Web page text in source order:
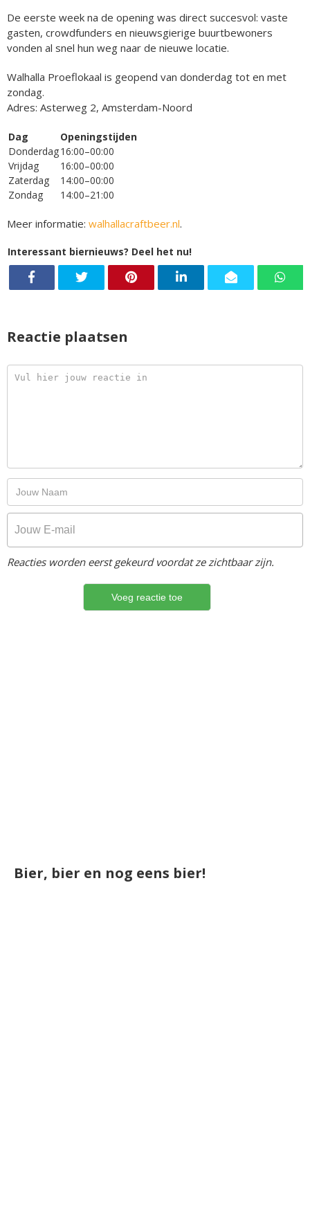
De eerste week na de opening was direct succesvol: vaste
gasten, crowdfunders en nieuwsgierige buurtbewoners
vonden al snel hun weg naar de nieuwe locatie.
Walhalla Proeflokaal is geopend van donderdag tot en met
zondag.
Adres: Asterweg 2, Amsterdam-Noord
Dag
Openingstijden
Donderdag16:00–00:00
Vrijdag
16:00–00:00
Zaterdag
14:00–00:00
Zondag
14:00–21:00
Meer informatie: walhallacraftbeer.nl.
Interessant biernieuws? Deel het nu!
Reactie plaatsen
Reacties worden eerst gekeurd voordat ze zichtbaar zijn.
Bier, bier en nog eens bier!